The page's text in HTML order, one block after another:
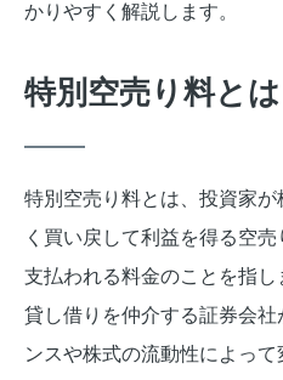
かりやすく解説します。
特別空売り料とは
特別空売り料とは、投資家
く買い戻して利益を得る空
支払われる料金のことを指
貸し借りを仲介する証券会
ンスや株式の流動性によっ